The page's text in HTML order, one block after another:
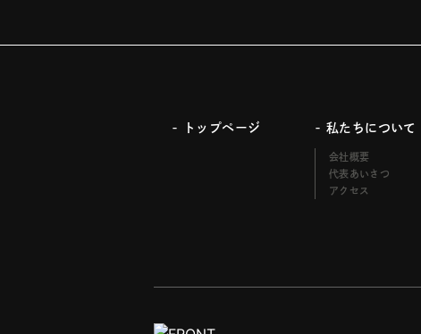
- トップページ - 私たちについて
会社概要
代表あいさつ
アクセス